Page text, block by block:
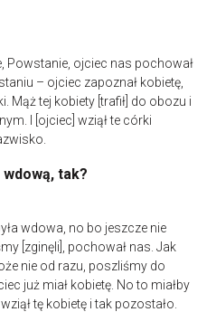
Powstanie, ojciec nas pochował
– ojciec zapoznał kobietę,
Mąż tej kobiety [trafił] do obozu i
I [ojciec] wziął te córki
wdową, tak?
wdowa, no bo jeszcze nie
[zginęli], pochował nas. Jak
nie od razu, poszliśmy do
już miał kobietę. No to miałby
tę kobietę i tak pozostało.